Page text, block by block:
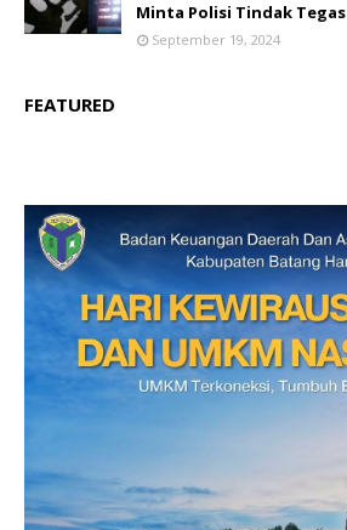
Minta Polisi Tindak Tegas
September 19, 2024
FEATURED